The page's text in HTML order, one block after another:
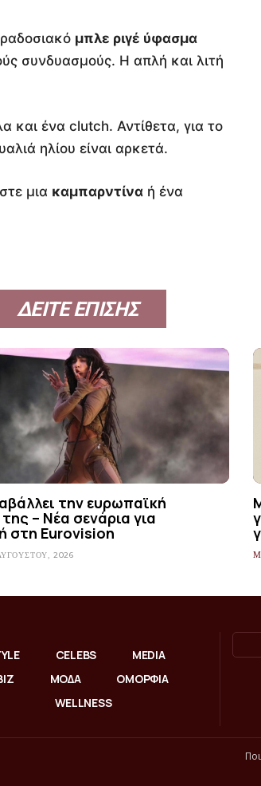
μπλε ριγέ ύφασμα
συνδυασμούς. Η απλή και λιτή
και ένα clutch. Αντίθετα, για το
ηλίου είναι αρκετά.
μια καμπαρντίνα ή ένα
ΔΕΙΤΕ ΕΠΙΣΗΣ
την ευρωπαϊκή
– Νέα σενάρια για
στη Eurovision
2026
CELEBS
MEDIA
ΜΟΔΑ
ΟΜΟΡΦΙΑ
WELLNESS